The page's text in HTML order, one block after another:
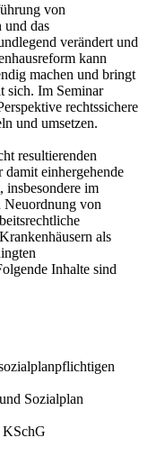
von
und das
verändert und
kann
machen und bringt
sich. Im Seminar
rechtssichere
und umsetzen.
resultierenden
einhergehende
insbesondere im
Neuordnung von
als
Inhalte sind
Sozialplan
KSchG